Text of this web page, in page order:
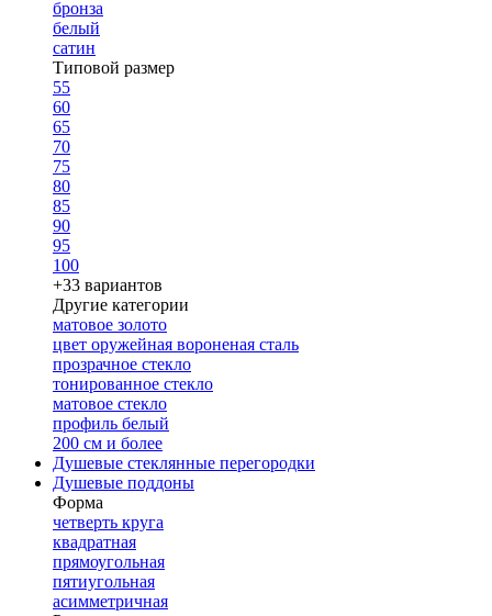
бронза
белый
сатин
Типовой размер
55
60
65
70
75
80
85
90
95
100
+33 вариантов
Другие категории
матовое золото
цвет оружейная вороненая сталь
прозрачное стекло
тонированное стекло
матовое стекло
профиль белый
200 см и более
Душевые стеклянные перегородки
Душевые поддоны
Форма
четверть круга
квадратная
прямоугольная
пятиугольная
асимметричная